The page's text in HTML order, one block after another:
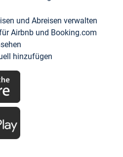
und Abreisen verwalten
Airbnb und Booking.com
hinzufügen